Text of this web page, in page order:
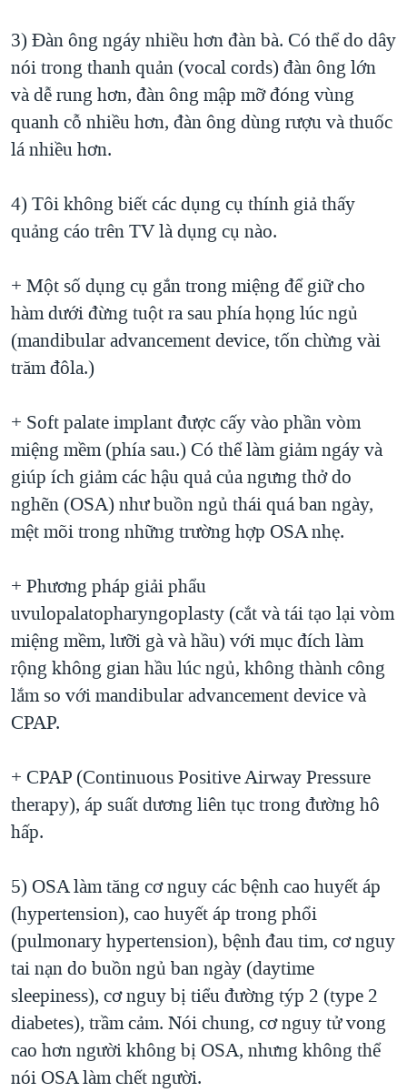
3) Đàn ông ngáy nhiều hơn đàn bà. Có thể do dây
nói trong thanh quản (vocal cords) đàn ông lớn
và dễ rung hơn, đàn ông mập mỡ đóng vùng
quanh cỗ nhiều hơn, đàn ông dùng rượu và thuốc
lá nhiều hơn.
4) Tôi không biết các dụng cụ thính giả thấy
quảng cáo trên TV là dụng cụ nào.
+ Một số dụng cụ gắn trong miệng để giữ cho
hàm dưới đừng tuột ra sau phía họng lúc ngủ
(mandibular advancement device, tốn chừng vài
trăm đôla.)
+ Soft palate implant được cấy vào phần vòm
miệng mềm (phía sau.) Có thể làm giảm ngáy và
giúp ích giảm các hậu quả của ngưng thở do
nghẽn (OSA) như buồn ngủ thái quá ban ngày,
mệt mõi trong những trường hợp OSA nhẹ.
+ Phương pháp giải phẩu
uvulopalatopharyngoplasty (cắt và tái tạo lại vòm
miệng mềm, lưỡi gà và hầu) với mục đích làm
rộng không gian hầu lúc ngủ, không thành công
lắm so với mandibular advancement device và
CPAP.
+ CPAP (Continuous Positive Airway Pressure
therapy), áp suất dương liên tục trong đường hô
hấp.
5) OSA làm tăng cơ nguy các bệnh cao huyết áp
(hypertension), cao huyết áp trong phổi
(pulmonary hypertension), bệnh đau tim, cơ nguy
tai nạn do buồn ngủ ban ngày (daytime
sleepiness), cơ nguy bị tiểu đường týp 2 (type 2
diabetes), trầm cảm. Nói chung, cơ nguy tử vong
cao hơn người không bị OSA, nhưng không thể
nói OSA làm chết người.